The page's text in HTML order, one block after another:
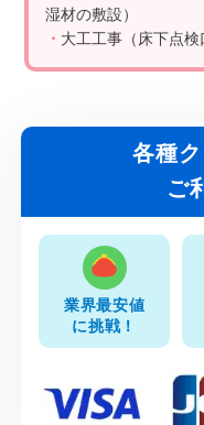
湿材の敷設）
・ 大工工事（床下点検
各種
ご
業界最安値
に挑戦！